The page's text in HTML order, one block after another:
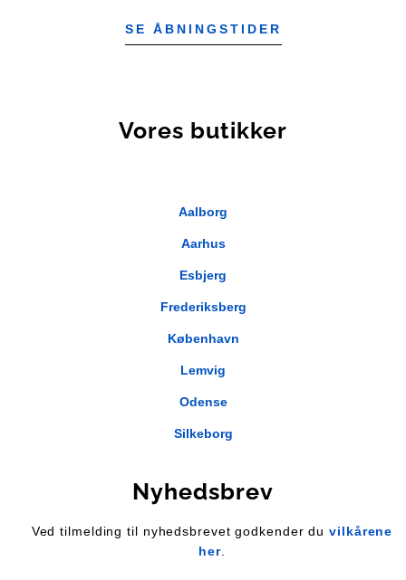
SE ÅBNINGSTIDER
Vores butikker
Aalborg
Aarhus
Esbjerg
Frederiksberg
København
Lemvig
Odense
Silkeborg
Nyhedsbrev
Ved tilmelding til nyhedsbrevet godkender duvilkårene
her.